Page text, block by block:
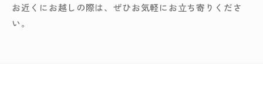
お近くにお越しの際は、ぜひお気軽にお立ち寄りくださ
い。